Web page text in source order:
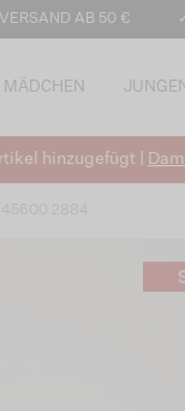
AB 50 €
MÄDCHEN JUNGEN
hinzugefügt |